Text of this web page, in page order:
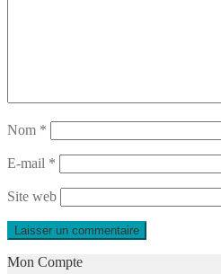
Nom *
E-mail *
Site web
Mon Compte